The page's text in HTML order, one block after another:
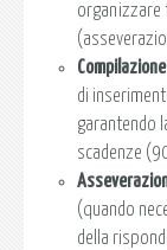
organizzare
di
garantendo
scadenze
(quando
della